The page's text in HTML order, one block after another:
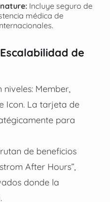
Incluye seguro de
médica de
de
Member,
Icon. La tarjeta de
para
de beneficios
After Hours”,
donde la